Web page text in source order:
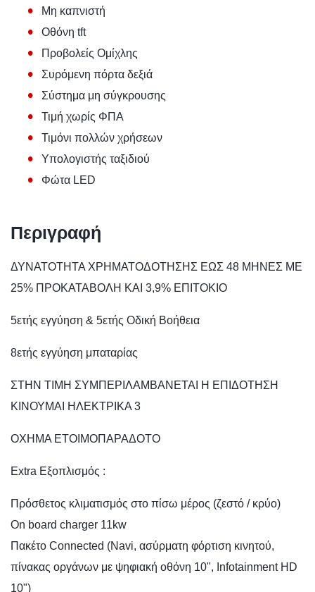
• Μη καπνιστή
• Οθόνη tft
• Προβολείς Ομίχλης
• Συρόμενη πόρτα δεξιά
• Σύστημα μη σύγκρουσης
• Τιμή χωρίς ΦΠΑ
• Τιμόνι πολλών χρήσεων
• Υπολογιστής ταξιδιού
• Φώτα LED
Περιγραφή
ΔΥΝΑΤΟΤΗΤΑ ΧΡΗΜΑΤΟΔΟΤΗΣΗΣ ΕΩΣ 48 MΗΝΕΣ ΜΕ
25% ΠΡΟΚΑΤΑΒΟΛΗ ΚΑΙ 3,9% ΕΠΙΤΟΚΙΟ
5ετής εγγύηση & 5ετής Οδική Βοήθεια
8ετής εγγύηση μπαταρίας
ΣΤΗΝ ΤΙΜΗ ΣΥΜΠΕΡΙΛΑΜΒΑΝΕΤΑΙ Η ΕΠΙΔΟΤΗΣΗ
ΚΙΝΟΥΜΑΙ ΗΛΕΚΤΡΙΚΑ 3
ΟΧΗΜΑ ΕΤΟΙΜΟΠΑΡΑΔΟΤΟ
Extra Εξοπλισμός :
Πρόσθετος κλιματισμός στο πίσω μέρος (ζεστό / κρύο)
On board charger 11kw
Πακέτο Connected (Navi, ασύρματη φόρτιση κινητού,
πίνακας οργάνων με ψηφιακή οθόνη 10", Infotainment HD
10")